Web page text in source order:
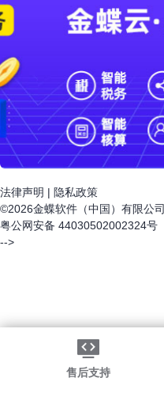
售后支持
法律声明 | 隐私政策
©2026金蝶软件（中国）有限公司
粤公网安备 44030502002324号
-->